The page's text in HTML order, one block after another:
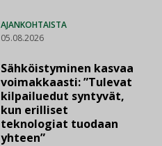
AJANKOHTAISTA
05.08.2026
Sähköistyminen kasvaa
voimakkaasti: ”Tulevat
kilpailuedut syntyvät,
kun erilliset
teknologiat tuodaan
yhteen”